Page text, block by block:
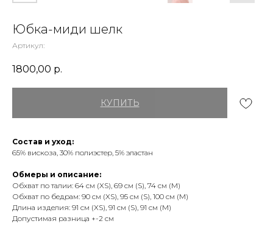
Юбка-миди шелк
Артикул:
1800,00 р.
КУПИТЬ
Состав и уход:
65% вискоза, 30% полиэстер, 5% эластан
Обмеры и описание:
Обхват по талии: 64 см (XS), 69 см (S), 74 см (М)
Обхват по бедрам: 90 см (XS), 95 см (S), 100 см (М)
Длина изделия: 91 см (XS), 91 см (S), 91 см (М)
Допустимая разница +-2 см